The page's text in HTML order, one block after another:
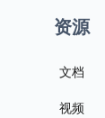
资源
文档
视频